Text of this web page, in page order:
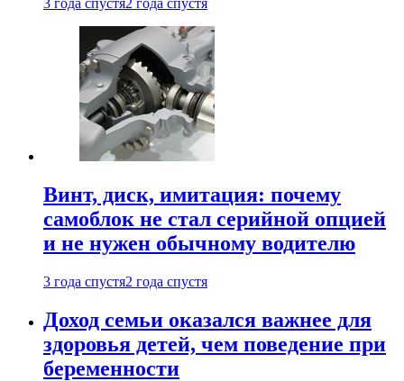
3 года спустя2 года спустя
Винт, диск, имитация: почему
самоблок не стал серийной опцией
и не нужен обычному водителю
3 года спустя2 года спустя
Доход семьи оказался важнее для
здоровья детей, чем поведение при
беременности